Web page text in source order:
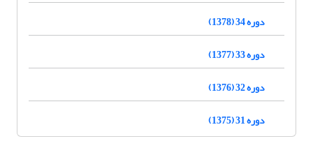
دوره 34 (1378)
دوره 33 (1377)
دوره 32 (1376)
دوره 31 (1375)